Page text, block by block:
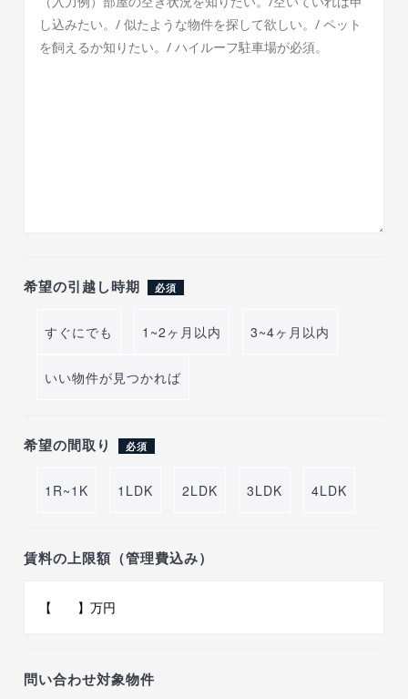
希望の引越し時期 必須
すぐにでも 1~2ヶ月以内 3~4ヶ月以内
いい物件が見つかれば
希望の間取り 必須
1R~1K 1LDK 2LDK 3LDK 4LDK
賃料の上限額（管理費込み）
問い合わせ対象物件